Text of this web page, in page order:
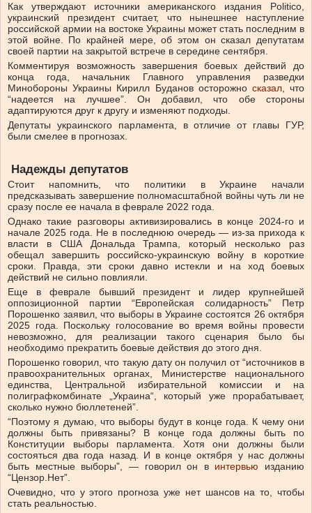
Как утверждают источники американского издания Politico,
украинский президент считает, что нынешнее наступление
российской армии на востоке Украины может стать последним в
этой войне. По крайней мере, об этом он сказал депутатам
своей партии на закрытой встрече в середине сентября.
Комментируя возможность завершения боевых действий до
конца года, начальник Главного управления разведки
Минобороны Украины Кирилл Буданов осторожно сказал, что
“надеется на лучшее”. Он добавил, что обе стороны
адаптируются друг к другу и изменяют подходы.
Депутаты украинского парламента, в отличие от главы ГУР,
были смелее в прогнозах.
Надежды депутатов
Стоит напомнить, что политики в Украине начали
предсказывать завершение полномасштабной войны чуть ли не
сразу после ее начала в феврале 2022 года.
Однако такие разговоры активизировались в конце 2024-го и
начале 2025 года. Не в последнюю очередь — из-за прихода к
власти в США Дональда Трампа, который несколько раз
обещал завершить российско-украинскую войну в короткие
сроки. Правда, эти сроки давно истекли и на ход боевых
действий не сильно повлияли.
Еще в феврале бывший президент и лидер крупнейшей
оппозиционной партии “Европейская солидарность” Петр
Порошенко заявил, что выборы в Украине состоятся 26 октября
2025 года. Поскольку голосование во время войны провести
невозможно, для реализации такого сценария было бы
необходимо прекратить боевые действия до этого дня.
Порошенко говорил, что такую дату он получил от “источников в
правоохранительных органах, Министерстве национального
единства, Центральной избирательной комиссии и на
полиграфкомбинате „Украина“, который уже прорабатывает,
сколько нужно бюллетеней”.
“Поэтому я думаю, что выборы будут в конце года. К чему они
должны быть привязаны? В конце года должны быть по
Конституции выборы парламента. Хотя они должны были
состояться два года назад. И в конце октября у нас должны
быть местные выборы”, — говорил он в интервью изданию
“Цензор.Нет”.
Очевидно, что у этого прогноза уже нет шансов на то, чтобы
стать реальностью.